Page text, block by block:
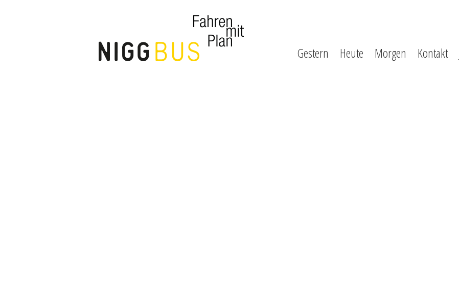
Gestern Heute Morgen Kontakt